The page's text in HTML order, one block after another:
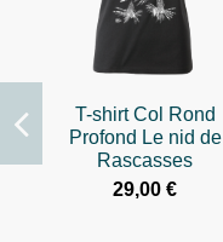
T-shirt Col Rond
Profond Le nid de
Rascasses
29,00 €